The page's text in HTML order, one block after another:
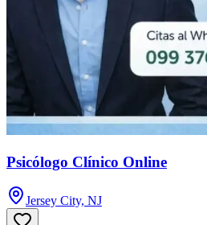
Psicólogo Clínico Online
Jersey City, NJ